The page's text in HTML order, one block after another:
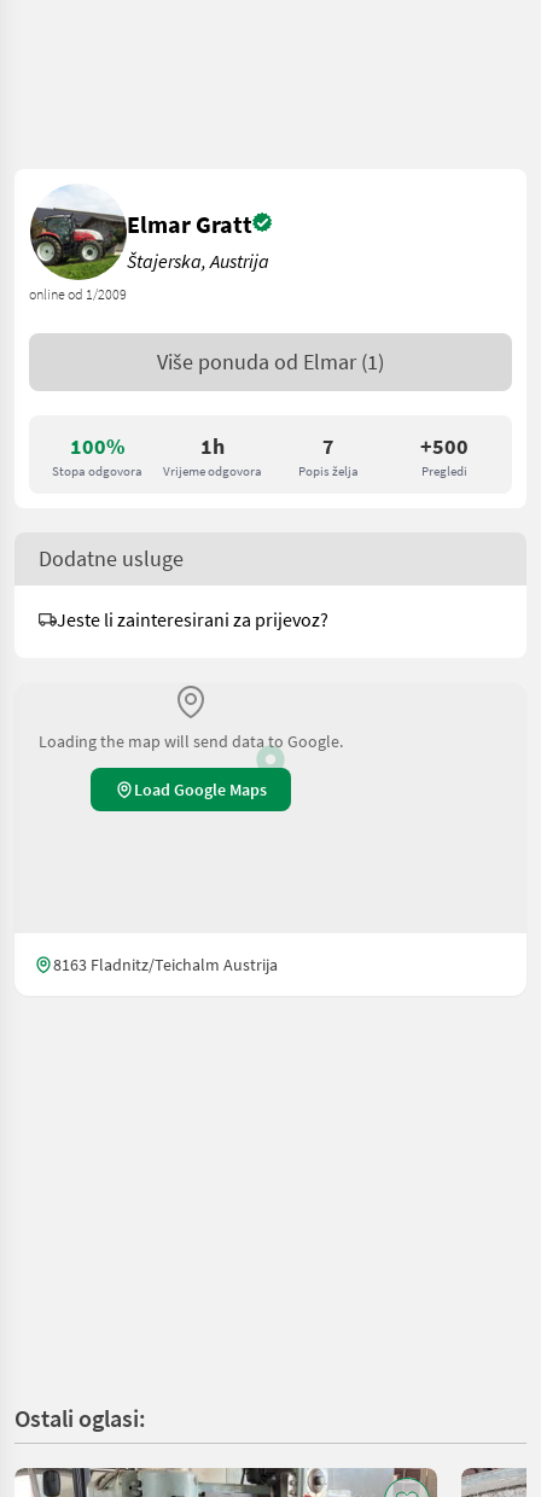
100%
Stopa odgovora
1h
Vrijeme odgovora
7
Popis želja
+500
Pregledi
online od 1/2009
Elmar Gratt
Štajerska, Austrija
Više ponuda od Elmar (1)
Dodatne usluge
Jeste li zainteresirani za prijevoz?
Loading the map will send data to Google.
Load Google Maps
8163 Fladnitz/Teichalm Austrija
Ostali oglasi: